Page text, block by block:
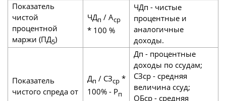
Показатель
чистой
процентной
маржи (ПД5)
ЧДп / Аср
* 100 %
ЧДп - чистые
процентные и
аналогичные
доходы.
Показатель
чистого спреда от
Дп / СЗср *
100% - Рп
Дп - процентные
доходы по ссудам;
СЗср - средняя
величина ссуд;
ОБср - средняя